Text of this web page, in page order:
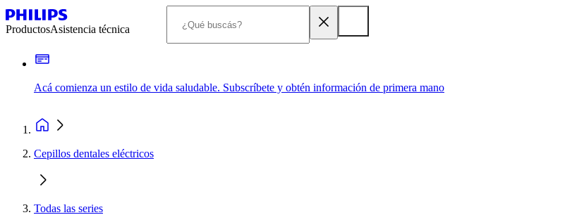
ProductosAsistencia técnica
Acá comienza un estilo de vida saludable. Subscríbete y obtén información de primera mano
Cepillos dentales eléctricos
Todas las series